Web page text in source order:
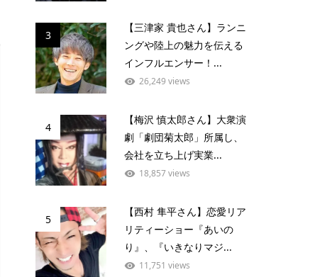
3
【三津家 貴也さん】ランニ
ングや陸上の魅力を伝える
インフルエンサー！...
26,249 views
4
【梅沢 慎太郎さん】大衆演
劇「劇団菊太郎」所属し、
会社を立ち上げ実業...
18,857 views
5
【西村 隼平さん】恋愛リア
リティーショー『あいの
り』、『いきなりマジ...
11,751 views